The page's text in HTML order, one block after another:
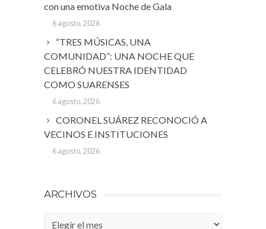
con una emotiva Noche de Gala
6 agosto, 2026
“TRES MÚSICAS, UNA
COMUNIDAD”: UNA NOCHE QUE
CELEBRÓ NUESTRA IDENTIDAD
COMO SUARENSES
6 agosto, 2026
CORONEL SUÁREZ RECONOCIÓ A
VECINOS E INSTITUCIONES
6 agosto, 2026
ARCHIVOS
Archivos